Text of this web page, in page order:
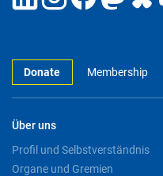
Donate Membership
Über uns
Profil und Selbstverständnis
Organe und Gremien